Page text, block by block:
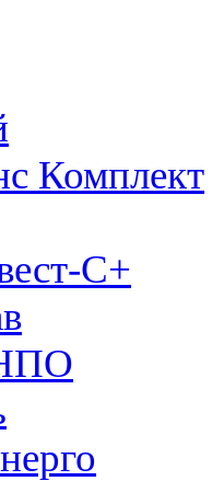
Комплект
С+